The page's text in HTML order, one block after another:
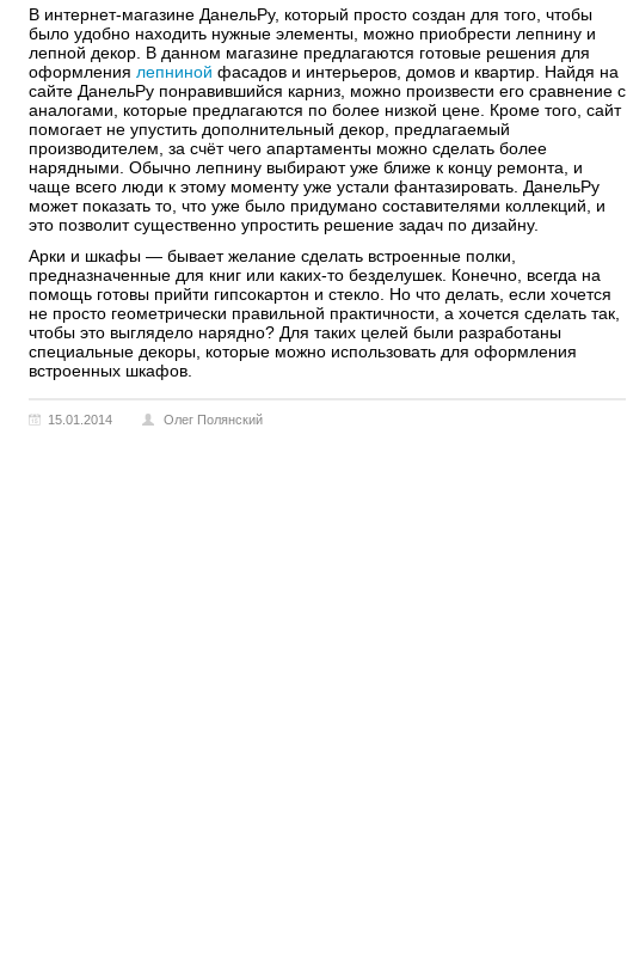
В интернет-магазине ДанельРу, который просто создан для того, чтобы
было удобно находить нужные элементы, можно приобрести лепнину и
лепной декор. В данном магазине предлагаются готовые решения для
оформления лепниной фасадов и интерьеров, домов и квартир. Найдя на
сайте ДанельРу понравившийся карниз, можно произвести его сравнение с
аналогами, которые предлагаются по более низкой цене. Кроме того, сайт
помогает не упустить дополнительный декор, предлагаемый
производителем, за счёт чего апартаменты можно сделать более
нарядными. Обычно лепнину выбирают уже ближе к концу ремонта, и
чаще всего люди к этому моменту уже устали фантазировать. ДанельРу
может показать то, что уже было придумано составителями коллекций, и
это позволит существенно упростить решение задач по дизайну.
Арки и шкафы — бывает желание сделать встроенные полки,
предназначенные для книг или каких-то безделушек. Конечно, всегда на
помощь готовы прийти гипсокартон и стекло. Но что делать, если хочется
не просто геометрически правильной практичности, а хочется сделать так,
чтобы это выглядело нарядно? Для таких целей были разработаны
специальные декоры, которые можно использовать для оформления
встроенных шкафов.
15.01.2014 Олег Полянский